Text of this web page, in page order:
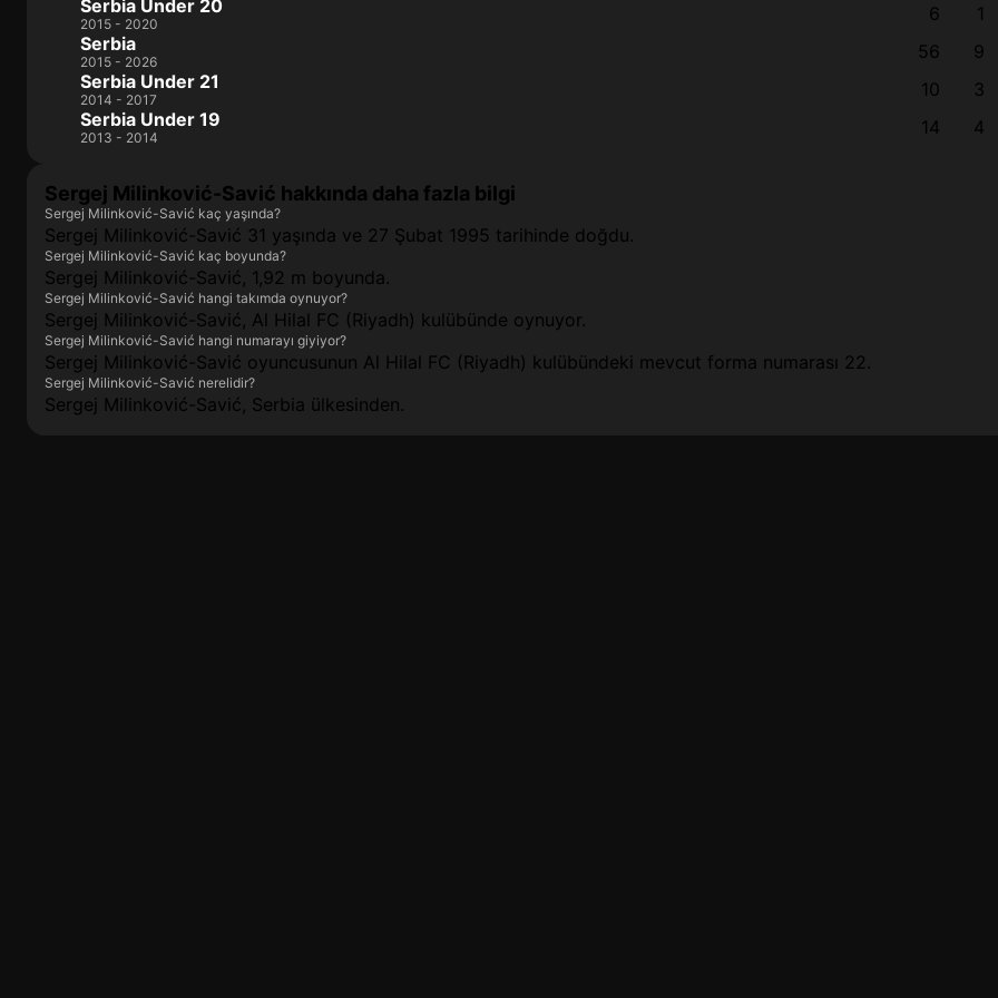
Serbia Under 20
2015 - 2020 6 1
Serbia
2015 - 2026 56 9
Serbia Under 21
2014 - 2017 10 3
Serbia Under 19
2013 - 2014 14 4
Sergej Milinković-Savić hakkında daha fazla bilgi
Sergej Milinković-Savić kaç yaşında?
Sergej Milinković-Savić 31 yaşında ve 27 Şubat 1995 tarihinde doğdu.
Sergej Milinković-Savić kaç boyunda?
Sergej Milinković-Savić, 1,92 m boyunda.
Sergej Milinković-Savić hangi takımda oynuyor?
Sergej Milinković-Savić, Al Hilal FC (Riyadh) kulübünde oynuyor.
Sergej Milinković-Savić hangi numarayı giyiyor?
Sergej Milinković-Savić oyuncusunun Al Hilal FC (Riyadh) kulübündeki mevcut forma numarası 22.
Sergej Milinković-Savić nerelidir?
Sergej Milinković-Savić, Serbia ülkesinden.